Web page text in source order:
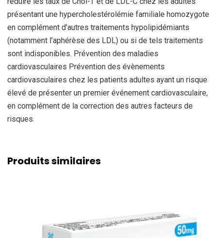
présentant une hypercholestérolémie familiale homozygote
en complément d’autres traitements hypolipidémiants
(notamment l’aphérèse des LDL) ou si de tels traitements
sont indisponibles. Prévention des maladies
cardiovasculaires Prévention des évènements
cardiovasculaires chez les patients adultes ayant un risque
élevé de présenter un premier événement cardiovasculaire,
en complément de la correction des autres facteurs de
risques.
Produits similaires